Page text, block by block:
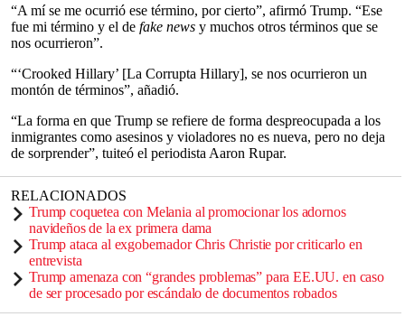
seconds
seconds
“A mí se me ocurrió ese término, por cierto”, afirmó Trump. “Ese
fue mi término y el de fake news y muchos otros términos que se
nos ocurrieron”.
“‘Crooked Hillary’ [La Corrupta Hillary], se nos ocurrieron un
montón de términos”, añadió.
“La forma en que Trump se refiere de forma despreocupada a los
inmigrantes como asesinos y violadores no es nueva, pero no deja
de sorprender”, tuiteó el periodista Aaron Rupar.
RELACIONADOS
Trump coquetea con Melania al promocionar los adornos
navideños de la ex primera dama
Trump ataca al exgobernador Chris Christie por criticarlo en
entrevista
Trump amenaza con “grandes problemas” para EE.UU. en caso
de ser procesado por escándalo de documentos robados